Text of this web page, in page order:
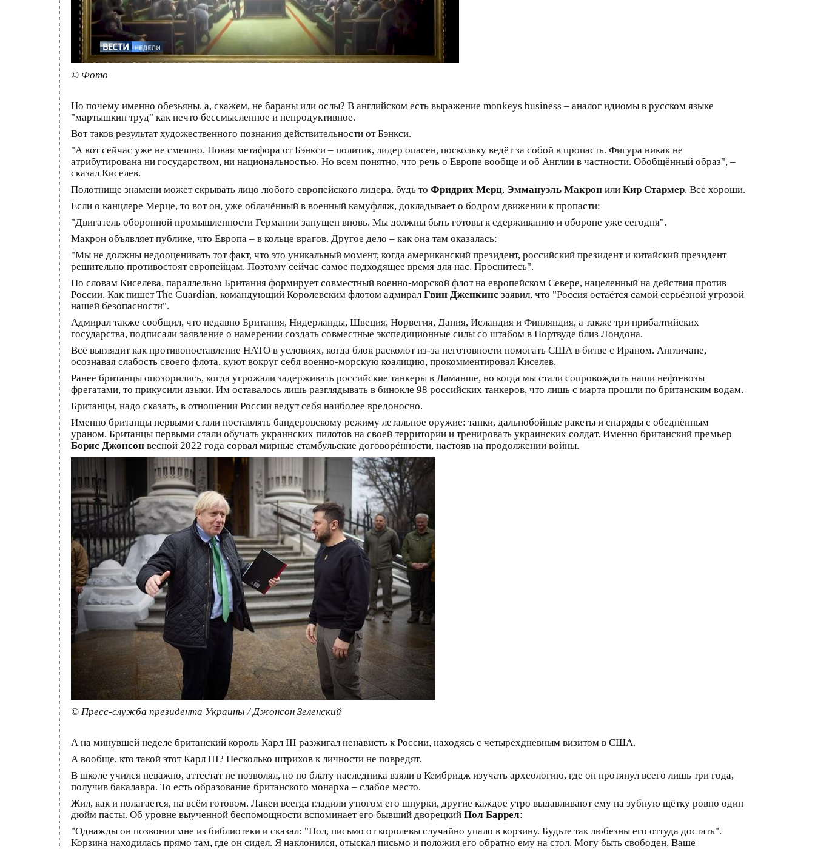
© Фото
Но почему именно обезьяны, а, скажем, не бараны или ослы? В английском есть выражение monkeys business – аналог идиомы в русском языке
"мартышкин труд" как нечто бессмысленное и непродуктивное.
Вот таков результат художественного познания действительности от Бэнкси.
"А вот сейчас уже не смешно. Новая метафора от Бэнкси – политик, лидер опасен, поскольку ведёт за собой в пропасть. Фигура никак не
атрибутирована ни государством, ни национальностью. Но всем понятно, что речь о Европе вообще и об Англии в частности. Обобщённый образ", –
сказал Киселев.
Полотнище знамени может скрывать лицо любого европейского лидера, будь то Фридрих Мерц, Эммануэль Макрон или Кир Стармер. Все хороши.
Если о канцлере Мерце, то вот он, уже облачённый в военный камуфляж, докладывает о бодром движении к пропасти:
"Двигатель оборонной промышленности Германии запущен вновь. Мы должны быть готовы к сдерживанию и обороне уже сегодня".
Макрон объявляет публике, что Европа – в кольце врагов. Другое дело – как она там оказалась:
"Мы не должны недооценивать тот факт, что это уникальный момент, когда американский президент, российский президент и китайский президент
решительно противостоят европейцам. Поэтому сейчас самое подходящее время для нас. Проснитесь".
По словам Киселева, параллельно Британия формирует совместный военно-морской флот на европейском Севере, нацеленный на действия против
России. Как пишет The Guardian, командующий Королевским флотом адмирал Гвин Дженкинс заявил, что "Россия остаётся самой серьёзной угрозой
нашей безопасности".
Адмирал также сообщил, что недавно Британия, Нидерланды, Швеция, Норвегия, Дания, Исландия и Финляндия, а также три прибалтийских
государства, подписали заявление о намерении создать совместные экспедиционные силы со штабом в Нортвуде близ Лондона.
Всё выглядит как противопоставление НАТО в условиях, когда блок расколот из-за неготовности помогать США в битве с Ираном. Англичане,
осознавая слабость своего флота, куют вокруг себя военно-морскую коалицию, прокомментировал Киселев.
Ранее британцы опозорились, когда угрожали задерживать российские танкеры в Ламанше, но когда мы стали сопровождать наши нефтевозы
фрегатами, то прикусили языки. Им оставалось лишь разглядывать в бинокле 98 российских танкеров, что лишь с марта прошли по британским водам.
Британцы, надо сказать, в отношении России ведут себя наиболее вредоносно.
Именно британцы первыми стали поставлять бандеровскому режиму летальное оружие: танки, дальнобойные ракеты и снаряды с обеднённым
ураном. Британцы первыми стали обучать украинских пилотов на своей территории и тренировать украинских солдат. Именно британский премьер
Борис Джонсон весной 2022 года сорвал мирные стамбульские договорённости, настояв на продолжении войны.
© Пресс-служба президента Украины / Джонсон Зеленский
А на минувшей неделе британский король Карл III разжигал ненависть к России, находясь с четырёхдневным визитом в США.
А вообще, кто такой этот Карл III? Несколько штрихов к личности не повредят.
В школе учился неважно, аттестат не позволял, но по блату наследника взяли в Кембридж изучать археологию, где он протянул всего лишь три года,
получив бакалавра. То есть образование британского монарха – слабое место.
Жил, как и полагается, на всём готовом. Лакеи всегда гладили утюгом его шнурки, другие каждое утро выдавливают ему на зубную щётку ровно один
дюйм пасты. Об уровне выученной беспомощности вспоминает его бывший дворецкий Пол Баррел:
"Однажды он позвонил мне из библиотеки и сказал: "Пол, письмо от королевы случайно упало в корзину. Будьте так любезны его оттуда достать".
Корзина находилась прямо там, где он сидел. Я наклонился, отыскал письмо и положил его обратно ему на стол. Могу быть свободен, Ваше